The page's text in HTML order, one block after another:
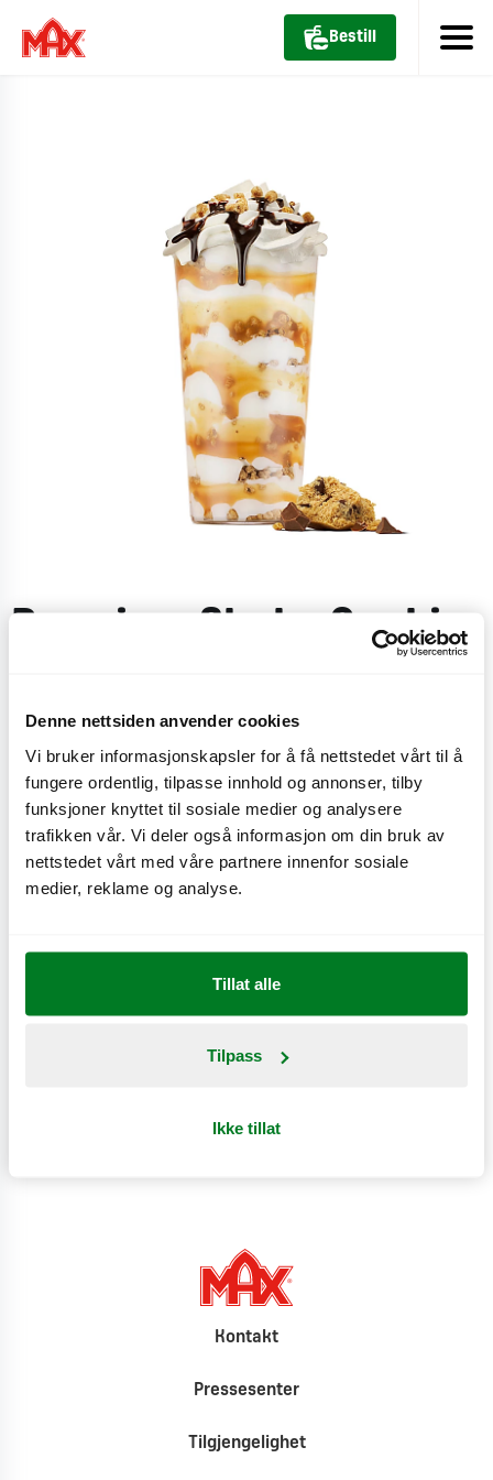
Denne nettsiden anvender cookies
Vi bruker informasjonskapsler for å få nettstedet vårt til å
fungere ordentlig, tilpasse innhold og annonser, tilby
funksjoner knyttet til sosiale medier og analysere
trafikken vår. Vi deler også informasjon om din bruk av
nettstedet vårt med våre partnere innenfor sosiale
medier, reklame og analyse.
Tillat alle
Tilpass
Ikke tillat
Bestill
Premium Shake Cookie
cookie dough og sjokoladesaus.
CO2e 0,6 kg
Produktinformasjon
Kontakt
Pressesenter
Tilgjengelighet